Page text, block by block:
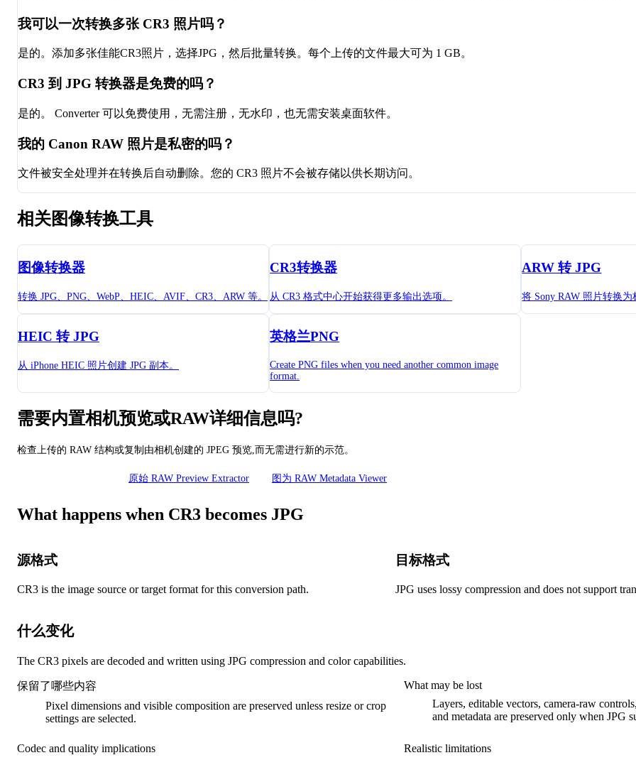
我可以一次转换多张 CR3 照片吗？
是的。添加多张佳能CR3照片，选择JPG，然后批量转换。每个上传的文件最大可为 1 GB。
CR3 到 JPG 转换器是免费的吗？
是的。 Converter 可以免费使用，无需注册，无水印，也无需安装桌面软件。
我的 Canon RAW 照片是私密的吗？
文件被安全处理并在转换后自动删除。您的 CR3 照片不会被存储以供长期访问。
相关图像转换工具
图像转换器
转换 JPG、PNG、WebP、HEIC、AVIF、CR3、ARW 等。
CR3转换器
从 CR3 格式中心开始获得更多输出选项。
ARW 转 JPG
将 Sony RAW 照片转换为
HEIC 转 JPG
从 iPhone HEIC 照片创建 JPG 副本。
英格兰PNG
Create PNG files when you need another common image
format.
需要内置相机预览或RAW详细信息吗?
检查上传的 RAW 结构或复制由相机创建的 JPEG 预览,而无需进行新的示范。
原始 RAW Preview Extractor 图为 RAW Metadata Viewer
What happens when CR3 becomes JPG
源格式
CR3 is the image source or target format for this conversion path.
目标格式
JPG uses lossy compression and does not support
什么变化
The CR3 pixels are decoded and written using JPG compression and color capabilities.
保留了哪些内容
Pixel dimensions and visible composition are preserved unless resize or crop
settings are selected.
What may be lost
Layers, editable vectors, camera-raw
and metadata are preserved only when JPG
Codec and quality implications
Realistic limitations